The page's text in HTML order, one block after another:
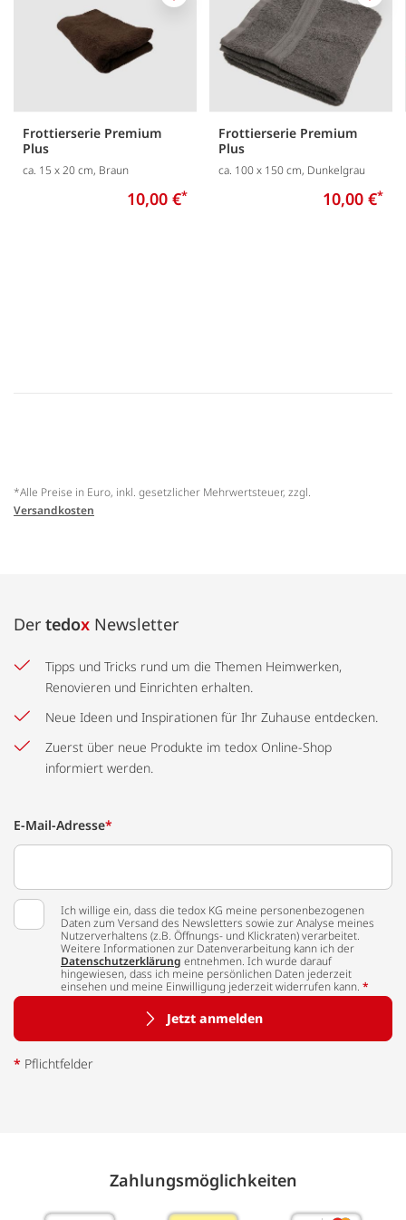
Frottierserie Premium
Plus
ca. 15 x 20 cm, Braun
10,00 €*
Frottierserie Premium
Plus
ca. 100 x 150 cm, Dunkelgrau
10,00 €*
*Alle Preise in Euro, inkl. gesetzlicher Mehrwertsteuer, zzgl.
Versandkosten
Der tedox Newsletter
Tipps und Tricks rund um die Themen Heimwerken,
Renovieren und Einrichten erhalten.
Neue Ideen und Inspirationen für Ihr Zuhause entdecken.
Zuerst über neue Produkte im tedox Online-Shop
informiert werden.
E-Mail-Adresse*
Ich willige ein, dass die tedox KG meine personenbezogenen
Daten zum Versand des Newsletters sowie zur Analyse meines
Nutzerverhaltens (z.B. Öffnungs- und Klickraten) verarbeitet.
Weitere Informationen zur Datenverarbeitung kann ich der
Datenschutzerklärung entnehmen. Ich wurde darauf
hingewiesen, dass ich meine persönlichen Daten jederzeit
einsehen und meine Einwilligung jederzeit widerrufen kann. *
Jetzt anmelden
* Pflichtfelder
Zahlungs­möglich­keiten